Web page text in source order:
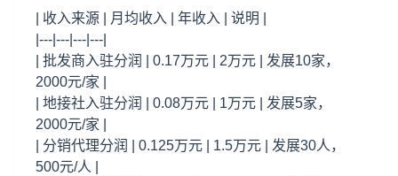
| 收入来源 | 月均收入 | 年收入 | 说明 |
|---|---|---|---|
| 批发商入驻分润 | 0.17万元 | 2万元 | 发展10家，
2000元/家 |
| 地接社入驻分润 | 0.08万元 | 1万元 | 发展5家，
2000元/家 |
| 分销代理分润 | 0.125万元 | 1.5万元 | 发展30人，
500元/人 |